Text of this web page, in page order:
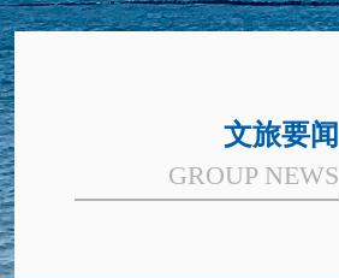
文旅要闻
GROUP NEWS